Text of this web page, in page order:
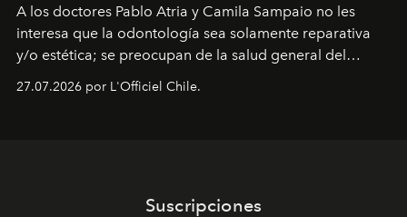
A los doctores Pablo Atria y Camila Sampaio no les
interesa que la odontología sea solamente reparativa
y/o estética; se preocupan de la salud general del
intransable.
27.07.2026 por L'Officiel Chile.
Suscripciones